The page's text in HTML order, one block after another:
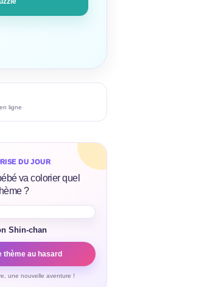
ligne
DU JOUR
va colorier quel
?
Shin-chan
thème au hasard
une nouvelle aventure !